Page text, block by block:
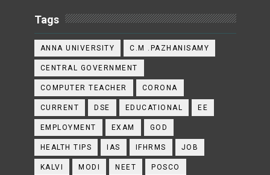
Tags
ANNA UNIVERSITY C.M .PAZHANISAMY
CENTRAL GOVERNMENT
COMPUTER TEACHER CORONA
CURRENT DSE EDUCATIONAL EE
EMPLOYMENT EXAM GOD
HEALTH TIPS IAS IFHRMS JOB
KALVI MODI NEET POSCO